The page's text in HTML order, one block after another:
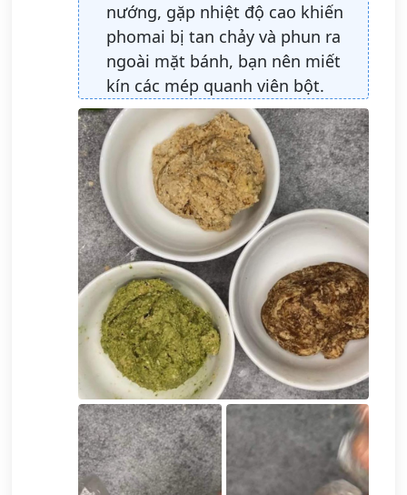
nướng, gặp nhiệt độ cao khiến
phomai bị tan chảy và phun ra
ngoài mặt bánh, bạn nên miết
kín các mép quanh viên bột.